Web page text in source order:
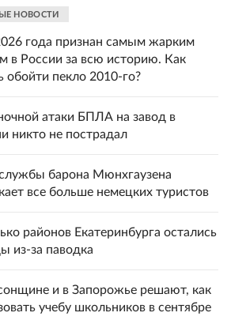
НОВОСТИ
года признан самым жарким
в России за всю историю. Как
обойти пекло 2010-го?
атаки БПЛА на завод в
никто не пострадал
барона Мюнхгаузена
все больше немецких туристов
районов Екатеринбурга остались
из-за паводка
и в Запорожье решают, как
учебу школьников в сентябре